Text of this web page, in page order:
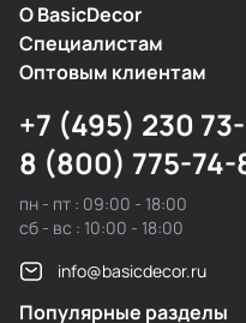
О BasicDecor
Cпециалистам
Оптовым клиентам
+7 (495) 230
8 (800) 775-74-
пн - пт : 09:00 - 18:00
сб - вс : 10:00 - 18:00
info@basicdecor.ru
Популярные разделы